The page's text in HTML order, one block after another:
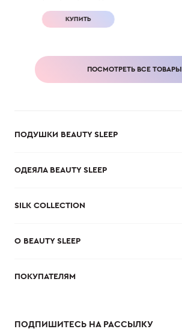
КУПИТЬ
ПОСМОТРЕТЬ ВСЕ ТОВАРЫ
ПОДУШКИ BEAUTY SLEEP
ОДЕЯЛА BEAUTY SLEEP
SILK COLLECTION
О BEAUTY SLEEP
ПОКУПАТЕЛЯМ
ПОДПИШИТЕСЬ НА РАССЫЛКУ